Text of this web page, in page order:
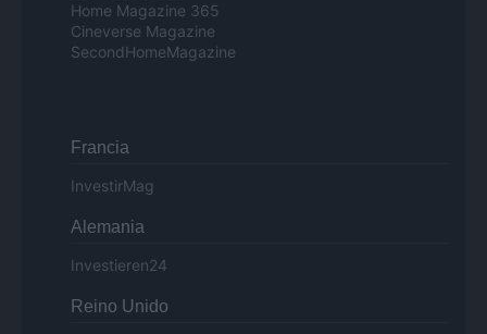
Home Magazine 365
Cineverse Magazine
SecondHomeMagazine
Francia
InvestirMag
Alemania
Investieren24
Reino Unido